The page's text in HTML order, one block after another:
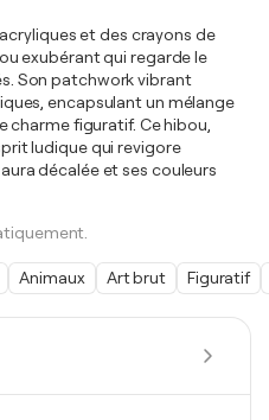
et des crayons de
exubérant qui regarde le
Son patchwork vibrant
encapsulant un mélange
figuratif. Ce hibou,
ludique qui revigore
décalée et ses couleurs
Animaux Art brut Figuratif